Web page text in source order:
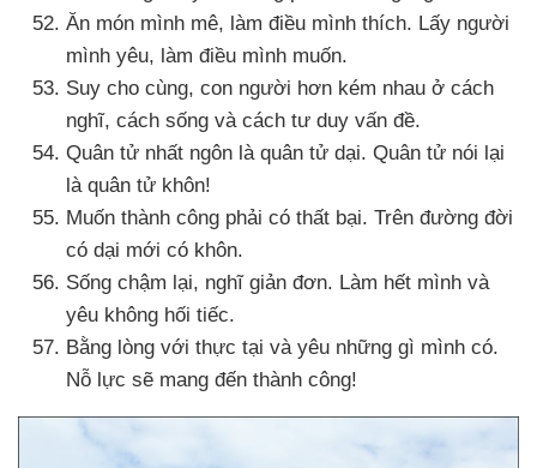
Ăn món mình mê, làm điều mình thích. Lấy người
mình yêu, làm điều mình muốn.
Suy cho cùng, con người hơn kém nhau ở cách
nghĩ, cách sống và cách tư duy vấn đề.
Quân tử nhất ngôn là quân tử dại. Quân tử nói lại
là quân tử khôn!
Muốn thành công phải có thất bại. Trên đường đời
có dại mới có khôn.
Sống chậm lại, nghĩ giản đơn. Làm hết mình và
yêu không hối tiếc.
Bằng lòng với thực tại và yêu những gì mình có.
Nỗ lực sẽ mang đến thành công!